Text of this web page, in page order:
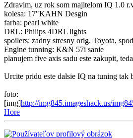
Zdravim, uz rok som majitelom IQ 1.0
kolesa: 17"KAHN Desgin
farba: pearl white
DRL: Philips 4DRL lights
spoilers: zadny stresny orig. Toyota,
Engine tunning: K&N 57i sanie
planujem five axis sadu este zakupit,
Urcite pridu este dalsie IQ na tuning tak
foto:
[img]http://img845.imageshack.us/
Hore